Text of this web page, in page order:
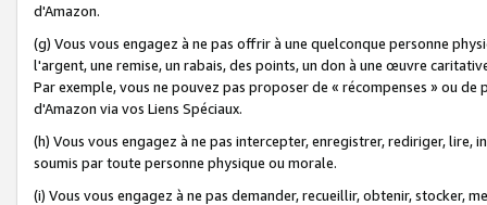
d'Amazon.
(g) Vous vous engagez à ne pas offrir à une quelconque personne
l'argent, une remise, un rabais, des points, un don à une œuvre
Par exemple, vous ne pouvez pas proposer de « récompenses » ou
d'Amazon via vos Liens Spéciaux.
(h) Vous vous engagez à ne pas intercepter, enregistrer, rediriger,
soumis par toute personne physique ou morale.
(i) Vous vous engagez à ne pas demander, recueillir, obtenir, stocker,